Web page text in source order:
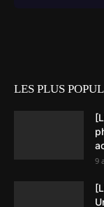
LES PLUS
9